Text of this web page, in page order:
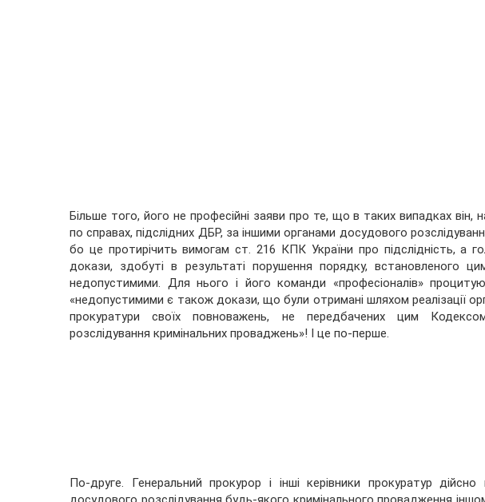
Більше того, його не професійні заяви про те, що в таких випадках він,
по справах, підслідних ДБР, за іншими органами досудового
бо це протирічить вимогам ст. 216 КПК України про підслідність, а
докази, здобуті в результаті порушення порядку, встановленого
недопустимими. Для нього і його команди «професіоналів»
«недопустимими є також докази, що були отримані шляхом реалізації
прокуратури своїх повноважень, не передбачених цим
розслідування кримінальних проваджень»! І це по-перше.
По-друге. Генеральний прокурор і інші керівники прокуратур